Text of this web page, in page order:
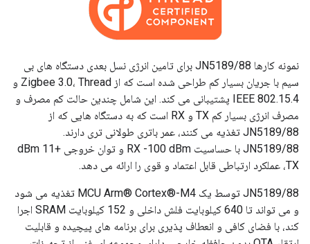
نمونه کارها JN5189/88 برای تامین انرژی نسل بعدی دستگاه های بی
سیم با جریان بسیار کم طراحی شده است که از Zigbee 3.0، Thread و
IEEE 802.15.4 پشتیبانی می کند. این شامل چندین حالت کم مصرف و
مصرف انرژی بسیار کم TX و RX است که به دستگاه هایی که از
JN5189/88 تغذیه می کنند، عمر باتری طولانی تری دارند.
JN5189/88 با حساسیت RX -100 dBm و توان خروجی +11 dBm
TX، عملکرد ارتباطی قابل اعتماد و قوی را ارائه می دهد.
JN5189/88 توسط یک MCU Arm® Cortex®-M4 تغذیه می شود
و می تواند تا 640 کیلوبایت فلش داخلی و 152 کیلوبایت SRAM اجرا
کند، با فضای کافی و انعطاف پذیری برای برنامه های پیچیده و قابلیت